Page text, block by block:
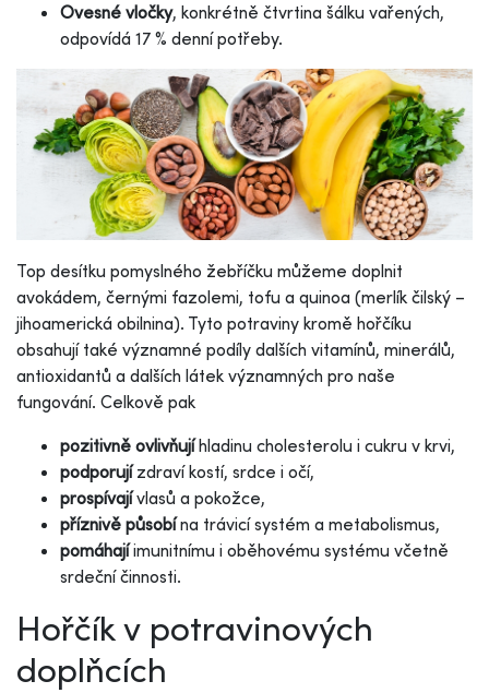
Ovesné vločky, konkrétně čtvrtina šálku vařených,
odpovídá 17 % denní potřeby.
Top desítku pomyslného žebříčku můžeme doplnit
avokádem, černými fazolemi, tofu a quinoa (merlík čilský –
jihoamerická obilnina). Tyto potraviny kromě hořčíku
obsahují také významné podíly dalších vitamínů, minerálů,
antioxidantů a dalších látek významných pro naše
fungování. Celkově pak
pozitivně ovlivňujíhladinu cholesterolu i cukru v krvi,
podporujízdraví kostí, srdce i očí,
prospívajívlasů a pokožce,
příznivě působína trávicí systém a metabolismus,
pomáhajíimunitnímu i oběhovému systému včetně
srdeční činnosti.
Hořčík v potravinových
doplňcích